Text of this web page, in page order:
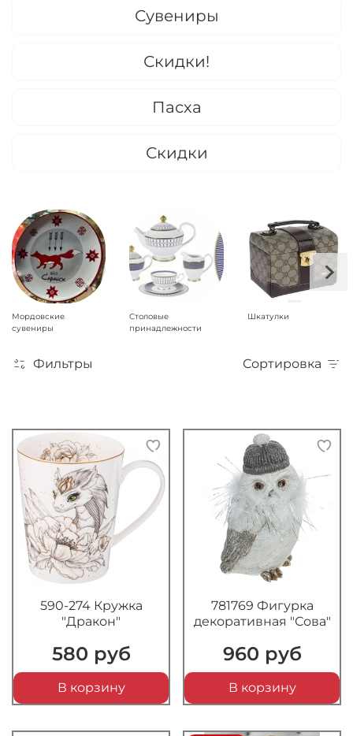
Сувениры
Скидки!
Пасха
Скидки
Мордовские
сувениры
Столовые
принадлежности
Шкатулки
Фильтры Сортировка
590-274 Кружка
"Дракон"
580 руб
В корзину
781769 Фигурка
декоративная "Сова"
960 руб
В корзину